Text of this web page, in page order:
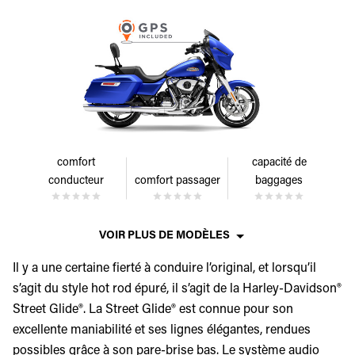
comfort
conducteur
comfort passager
capacité de
baggages
VOIR PLUS DE MODÈLES
Il y a une certaine fierté à conduire l’original, et lorsqu’il
s’agit du style hot rod épuré, il s’agit de la Harley-Davidson®
Street Glide®. La Street Glide® est connue pour son
excellente maniabilité et ses lignes élégantes, rendues
possibles grâce à son pare-brise bas. Le système audio